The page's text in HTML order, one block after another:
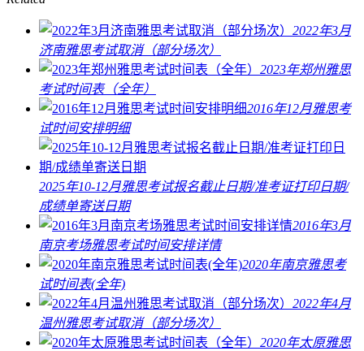
2022年3月
济南雅思考试取消（部分场次）
2023年郑州雅思
考试时间表（全年）
2016年12月雅思考
试时间安排明细
2025年10-12月雅思考试报名截止日期/准考证打印日期/
成绩单寄送日期
2016年3月
南京考场雅思考试时间安排详情
2020年南京雅思考
试时间表(全年)
2022年4月
温州雅思考试取消（部分场次）
2020年太原雅思